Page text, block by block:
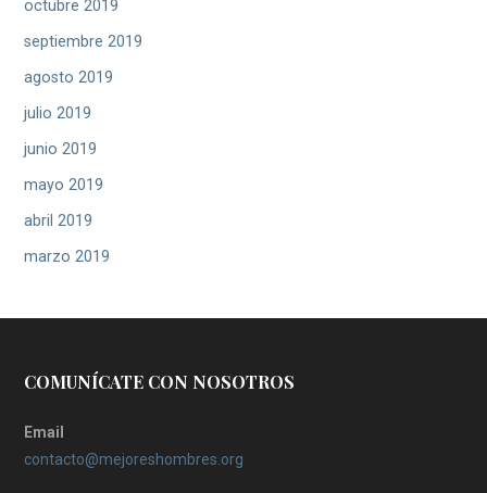
octubre 2019
septiembre 2019
agosto 2019
julio 2019
junio 2019
mayo 2019
abril 2019
marzo 2019
COMUNÍCATE CON NOSOTROS
Email
contacto@mejoreshombres.org